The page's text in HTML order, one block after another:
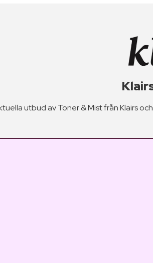
utbud av Toner & Mist från Klairs